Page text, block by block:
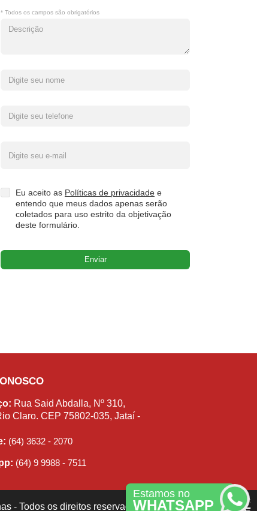
* Todos os campos são obrigatórios
Eu aceito as Políticas de privacidade e
entendo que meus dados apenas serão
coletados para uso estrito da objetivação
deste formulário.
Estamos no
WHATSAPP
Rua Said Abdalla, Nº 310,
Claro. CEP 75802-035, Jataí -
(64) 3632 - 2070
(64) 9 9988 - 7511
- Todos os direitos reservados